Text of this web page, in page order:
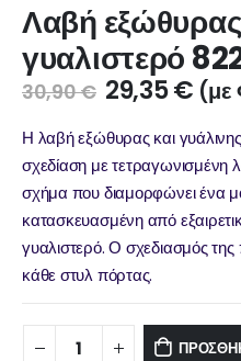
Λαβή
γυαλιστερό
30,90€ 29,35€
Η λαβή εξώθυρας και
σχεδίαση με
σχήμα που διαμορφώνει ένα
κατασκευασμένη από
γυαλιστερό. Ο σχεδιασμός
κάθε στυλ πόρτας.